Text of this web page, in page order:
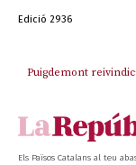
Edició 2936
Puigdemont
Els Països Catalans al teu